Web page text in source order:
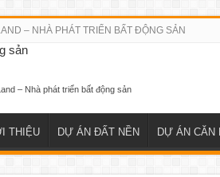
– NHÀ PHÁT TRIỂN BẤT ĐỘNG SẢN
sản
THIỆU DỰ ÁN ĐẤT NỀN DỰ ÁN CĂN